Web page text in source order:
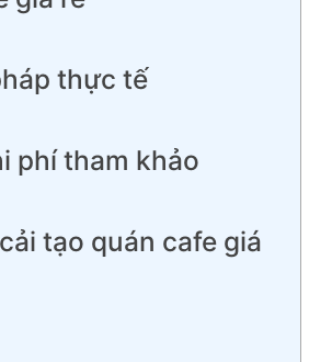
thực tế
phí tham khảo
tạo quán cafe giá